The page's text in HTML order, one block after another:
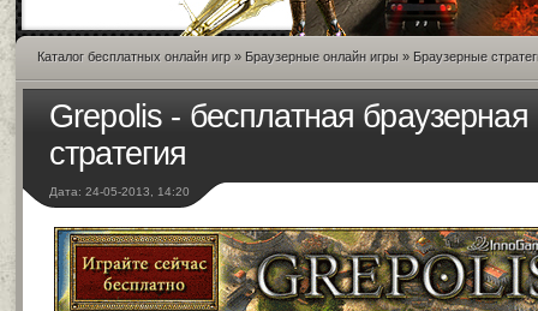
Каталог бесплатных онлайн игр » Браузерные онлайн игры » Браузерные
Grepolis - бесплатная
стратегия
Дата: 24-05-2013, 14:20